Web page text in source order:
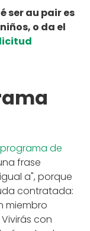
ser au pair es
o da el
programa de
frase
a", porque
contratada:
miembro
con